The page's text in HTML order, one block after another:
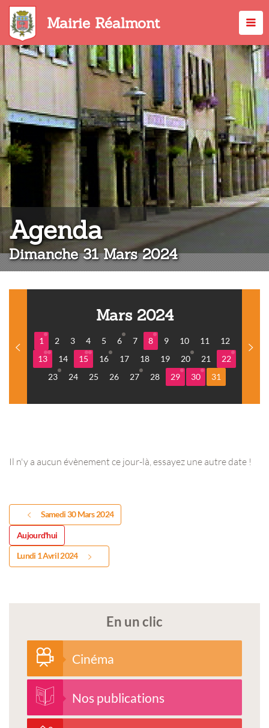
Aller
contenu
principal
Mairie Réalmont
Agenda:
Dimanche 31 Mars 2024
Mars 2024
1 2 3 4 5 6 7 8 9 10 11
12
13
14 15 16 17 18 19 20 21
22
23
24 25 26 27 28 29 30 31
Il n'y a aucun évènement ce jour-là, essayez une autre date !
Samedi 30 Mars 2024
Aujourd'hui
Lundi 1 Avril 2024
En un clic
Cinéma
Nos publications